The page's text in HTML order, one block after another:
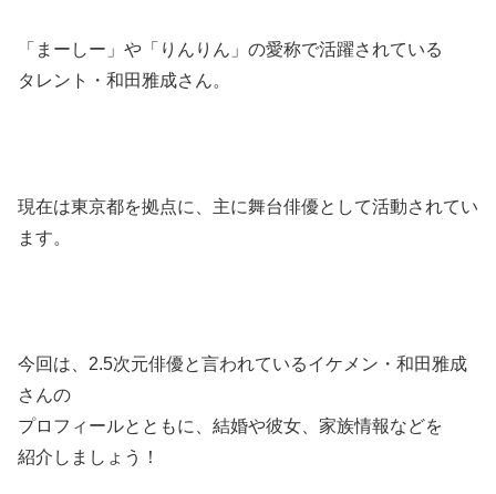
「まーしー」や「りんりん」の愛称で活躍されている
タレント・和田雅成さん。
現在は東京都を拠点に、主に舞台俳優として活動されてい
ます。
今回は、2.5次元俳優と言われているイケメン・和田雅成
さんの
プロフィールとともに、結婚や彼女、家族情報などを
紹介しましょう！